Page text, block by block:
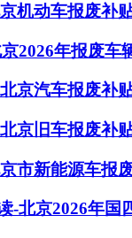
机动车报废补
2026年报废车
京汽车报废补
京旧车报废补
市新能源车报
-北京2026年国